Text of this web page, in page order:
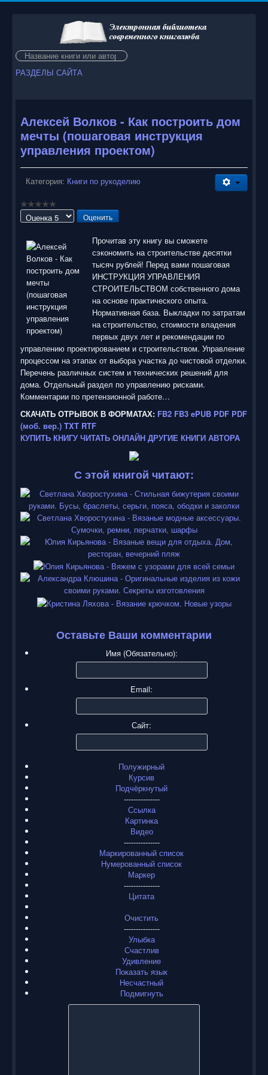
Искать...
РАЗДЕЛЫ САЙТА
Алексей Волков - Как построить дом
мечты (пошаговая инструкция
управления проектом)
Категория: Книги по рукоделию
Пожалуйста,
Прочитав эту книгу вы сможете
сэкономить на строительстве десятки
тысяч рублей! Перед вами пошаговая
ИНСТРУКЦИЯ УПРАВЛЕНИЯ
СТРОИТЕЛЬСТВОМ собственного дома
на основе практического опыта.
Нормативная база. Выкладки по затратам
на строительство, стоимости владения
первых двух лет и рекомендации по
управлению проектированием и строительством. Управление
процессом на этапах от выбора участка до чистовой отделки.
Перечень различных систем и технических решений для
дома. Отдельный раздел по управлению рисками.
Комментарии по претензионной работе…
СКАЧАТЬ ОТРЫВОК В ФОРМАТАХ: FB2 FB3 ePUB PDF PDF
(моб. вер.) TXT RTF
КУПИТЬ КНИГУ ЧИТАТЬ ОНЛАЙН ДРУГИЕ КНИГИ АВТОРА
С этой книгой читают:
Оставьте Ваши комментарии
Имя (Обязательно):
Email:
Сайт:
Полужирный
Курсив
Подчёркнутый
---------------
Ссылка
Картинка
Видео
---------------
Маркированный список
Нумерованный список
Маркер
---------------
Цитата
Очистить
---------------
Улыбка
Счастлив
Удивление
Показать язык
Несчастный
Подмигнуть